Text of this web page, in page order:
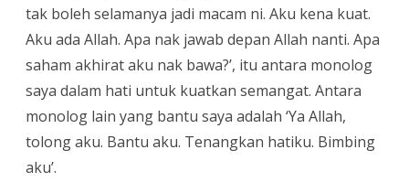
tak boleh selamanya jadi macam ni. Aku kena kuat.
Aku ada Allah. Apa nak jawab depan Allah nanti. Apa
saham akhirat aku nak bawa?’, itu antara monolog
saya dalam hati untuk kuatkan semangat. Antara
monolog lain yang bantu saya adalah ‘Ya Allah,
tolong aku. Bantu aku. Tenangkan hatiku. Bimbing
aku’.